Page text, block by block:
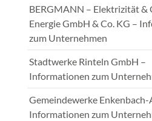
BERGMANN – Elektrizität &
Energie GmbH & Co. KG –
zum Unternehmen
Stadtwerke Rinteln GmbH –
Informationen zum
Gemeindewerke
Informationen zum